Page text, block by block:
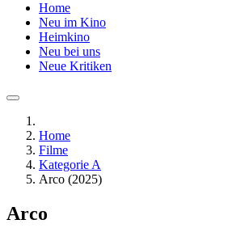
Home
Neu im Kino
Heimkino
Neu bei uns
Neue Kritiken
Home
Filme
Kategorie A
Arco (2025)
Arco